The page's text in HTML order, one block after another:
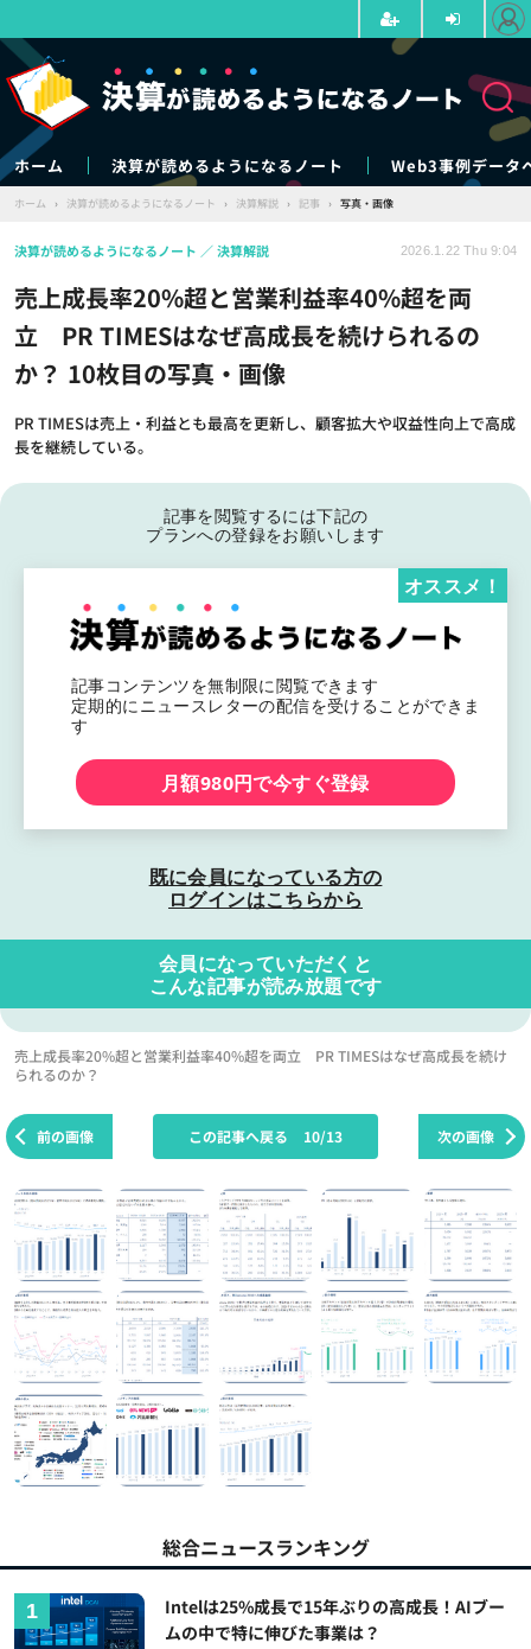
ホーム 決算が読めるようになるノート Web3事例データ
ホーム › 決算が読めるようになるノート › 決算解説 › 記事 › 写真・画像
売上成長率20%超と営業利益率40%超を両
立 PR TIMESはなぜ高成長を続けられるの
か？ 10枚目の写真・画像
PR TIMESは売上・利益とも最高を更新し、顧客拡大や収益性向上で高成
長を継続している。
決算が読めるようになるノート 決算解説 2026.1.22 Thu 9:04
記事を閲覧するには下記の
プランへの登録をお願いします
記事コンテンツを無制限に閲覧できます
定期的にニュースレターの配信を受けることができま
す
オススメ！
月額980円で今すぐ登録
既に会員になっている方の
ログインはこちらから
会員になっていただくと
こんな記事が読み放題です
売上成長率20%超と営業利益率40%超を両立 PR TIMESはなぜ高成長を続け
られるのか？
前の画像 次の画像
この記事へ戻る 10/13
総合ニュースランキング
Intelは25%成長で15年ぶりの高成長！AIブー
ムの中で特に伸びた事業は？